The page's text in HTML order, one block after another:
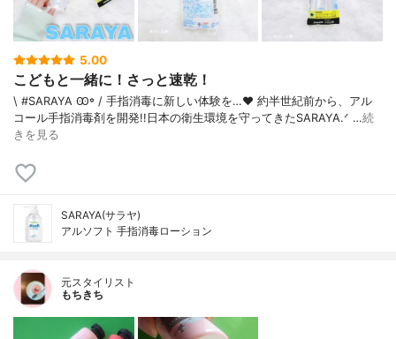
5.00
こどもと一緒に！さっと速乾！
\ #SARAYA Ꙭ꙳ / 手指消毒に新しい体験を…❤︎ 約半世紀前から、アル
コール手指消毒剤を開発!!日本の衛生環境を守ってきたSARAYA‪.ᐟ …続
きを見る
SARAYA(サラヤ)
アルソフト 手指消毒ローション
元スタイリスト
もちきち